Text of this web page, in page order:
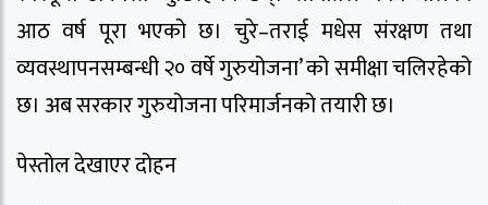
आठ वर्ष पूरा भएको छ। चुरे–तराई मधेस संरक्षण तथा
व्यवस्थापनसम्बन्धी २० वर्षे गुरुयोजना’ को समीक्षा चलिरहेको
छ। अब सरकार गुरुयोजना परिमार्जनको तयारी छ।
पेस्तोल देखाएर दोहन